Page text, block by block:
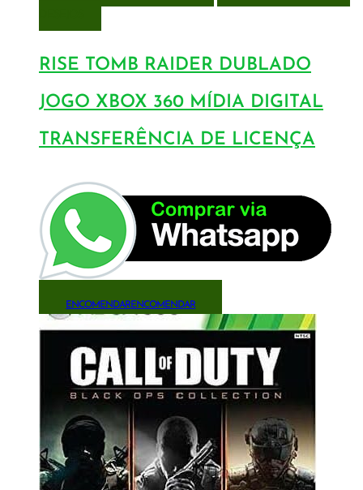
RISE TOMB RAIDER DUBLADO
JOGO XBOX 360 MÍDIA DIGITAL
TRANSFERÊNCIA DE LICENÇA
ENCOMENDARENCOMENDAR